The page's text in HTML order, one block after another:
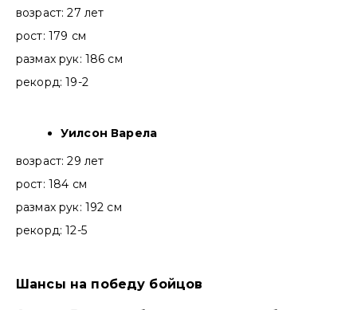
возраст: 27 лет
рост: 179 см
размах рук: 186 см
рекорд: 19-2
Уилсон Варела
возраст: 29 лет
рост: 184 см
размах рук: 192 см
рекорд: 12-5
Шансы на победу бойцов